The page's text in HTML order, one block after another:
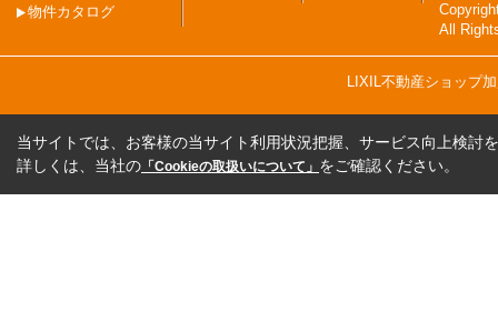
物件カタログ
All
LIXIL不動産ショップ
当サイトでは、お客様の当サイト利用状況把握、サービス向上検討
詳しくは、当社の 「Cookieの取扱いについて」 をご確認ください。